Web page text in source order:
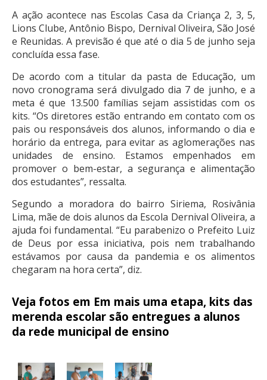
A ação acontece nas Escolas Casa da Criança 2, 3, 5,
Lions Clube, Antônio Bispo, Dernival Oliveira, São José
e Reunidas. A previsão é que até o dia 5 de junho seja
concluída essa fase.
De acordo com a titular da pasta de Educação, um
novo cronograma será divulgado dia 7 de junho, e a
meta é que 13.500 famílias sejam assistidas com os
kits. “Os diretores estão entrando em contato com os
pais ou responsáveis dos alunos, informando o dia e
horário da entrega, para evitar as aglomerações nas
unidades de ensino. Estamos empenhados em
promover o bem-estar, a segurança e alimentação
dos estudantes”, ressalta.
Segundo a moradora do bairro Siriema, Rosivânia
Lima, mãe de dois alunos da Escola Dernival Oliveira, a
ajuda foi fundamental. “Eu parabenizo o Prefeito Luiz
de Deus por essa iniciativa, pois nem trabalhando
estávamos por causa da pandemia e os alimentos
chegaram na hora certa”, diz.
Veja fotos em Em mais uma etapa, kits das
merenda escolar são entregues a alunos
da rede municipal de ensino